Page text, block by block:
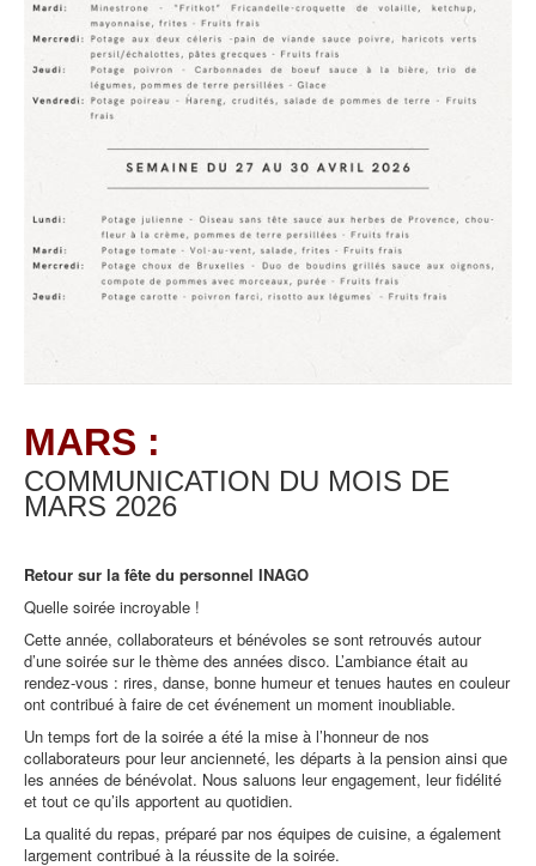
MARS :
COMMUNICATION DU MOIS DE
MARS 2026
Retour sur la fête du personnel INAGO
Quelle soirée incroyable !
Cette année, collaborateurs et bénévoles se sont retrouvés autour
d’une soirée sur le thème des années disco. L’ambiance était au
rendez-vous : rires, danse, bonne humeur et tenues hautes en couleur
ont contribué à faire de cet événement un moment inoubliable.
Un temps fort de la soirée a été la mise à l’honneur de nos
collaborateurs pour leur ancienneté, les départs à la pension ainsi que
les années de bénévolat. Nous saluons leur engagement, leur fidélité
et tout ce qu’ils apportent au quotidien.
La qualité du repas, préparé par nos équipes de cuisine, a également
largement contribué à la réussite de la soirée.